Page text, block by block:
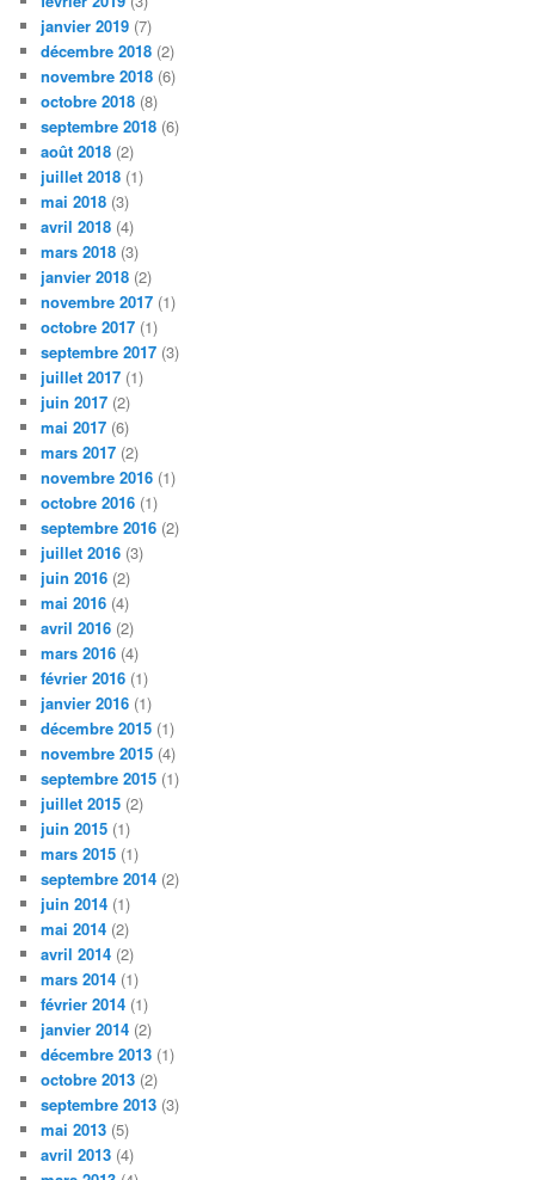
janvier 2019 (7)
décembre 2018 (2)
novembre 2018 (6)
octobre 2018 (8)
septembre 2018 (6)
août 2018 (2)
juillet 2018 (1)
mai 2018 (3)
avril 2018 (4)
mars 2018 (3)
janvier 2018 (2)
novembre 2017 (1)
octobre 2017 (1)
septembre 2017 (3)
juillet 2017 (1)
juin 2017 (2)
mai 2017 (6)
mars 2017 (2)
novembre 2016 (1)
octobre 2016 (1)
septembre 2016 (2)
juillet 2016 (3)
juin 2016 (2)
mai 2016 (4)
avril 2016 (2)
mars 2016 (4)
février 2016 (1)
janvier 2016 (1)
décembre 2015 (1)
novembre 2015 (4)
septembre 2015 (1)
juillet 2015 (2)
juin 2015 (1)
mars 2015 (1)
septembre 2014 (2)
juin 2014 (1)
mai 2014 (2)
avril 2014 (2)
mars 2014 (1)
février 2014 (1)
janvier 2014 (2)
décembre 2013 (1)
octobre 2013 (2)
septembre 2013 (3)
mai 2013 (5)
avril 2013 (4)